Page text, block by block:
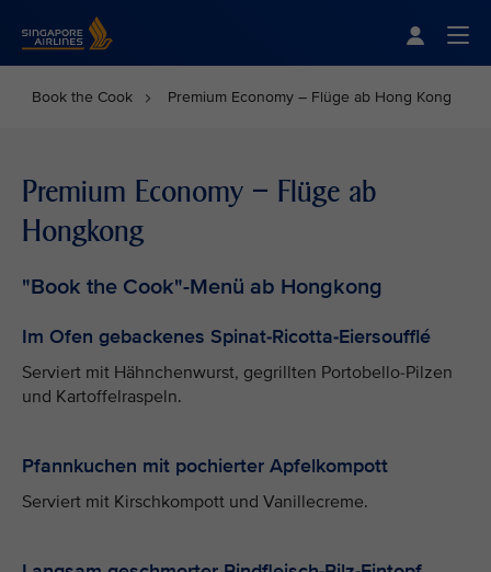
Book the Cook Premium Economy – Flüge ab Hong Kong
Premium Economy – Flüge ab
Hongkong
"Book the Cook"-Menü ab Hongkong
Im Ofen gebackenes Spinat-Ricotta-Eiersoufflé
Serviert mit Hähnchenwurst, gegrillten Portobello-Pilzen
und Kartoffelraspeln.
Pfannkuchen mit pochierter Apfelkompott
Serviert mit Kirschkompott und Vanillecreme.